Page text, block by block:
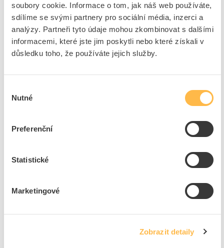
soubory cookie. Informace o tom, jak náš web používáte,
sdílíme se svými partnery pro sociální média, inzerci a
analýzy. Partneři tyto údaje mohou zkombinovat s dalšími
informacemi, které jste jim poskytli nebo které získali v
důsledku toho, že používáte jejich služby.
souhlasu
Nutné
Preferenční
Statistické
Marketingové
Zobrazit detaily
Přidat k porovnání
TREMIS Držák DJDcp jímače a trubky, materiál:FeZn
Kód ELFETEX
10.901.217
Cena s DPH 40,31 Kč/ks
do košíku
Držák DJDpp jímače a trubky, materiál:FeZn